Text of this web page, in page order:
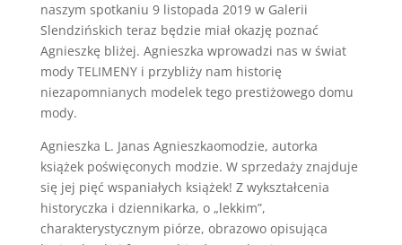
naszym spotkaniu 9 listopada 2019 w Galerii
Slendzińskich teraz będzie miał okazję poznać
Agnieszkę bliżej. Agnieszka wprowadzi nas w świat
mody TELIMENY i przybliży nam historię
niezapomnianych modelek tego prestiżowego domu
mody.
Agnieszka L. Janas Agnieszkaomodzie, autorka
książek poświęconych modzie. W sprzedaży znajduje
się jej pięć wspaniałych książek! Z wykształcenia
historyczka i dziennikarka, o „lekkim”,
charakterystycznym piórze, obrazowo opisująca